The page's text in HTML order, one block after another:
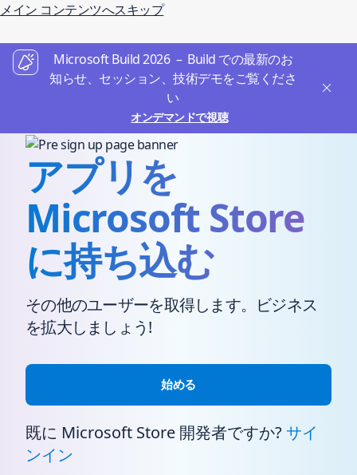
メイン コンテンツへスキップ
Microsoft Build 2026 – Build での最新のお
知らせ、セッション、技術デモをご覧くださ
い
オンデマンドで視聴
アプリを
Microsoft Store
に持ち込む
その他のユーザーを取得します。ビジネス
を拡大しましょう!
始める
既に Microsoft Store 開発者ですか? サイ
ンイン